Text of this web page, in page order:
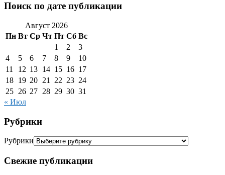
Поиск по дате публикации
Август 2026
Пн Вт Ср Чт Пт Сб Вс
1
2
3
4
5 6 7 8 9
10
11
12 13 14 15 16 17
18 19 20 21 22 23 24
25 26 27 28 29 30 31
« Июл
Рубрики
Рубрики
Свежие публикации